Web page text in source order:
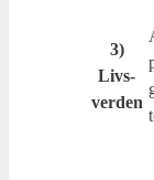
3)
Livs­
ver­den